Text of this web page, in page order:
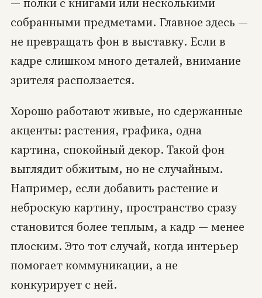
собранными предметами. Главное здесь —
не превращать фон в выставку. Если в
кадре слишком много деталей, внимание
зрителя расползается.
Хорошо работают живые, но сдержанные
акценты: растения, графика, одна
картина, спокойный декор. Такой фон
выглядит обжитым, но не случайным.
Например, если добавить растение и
неброскую картину, пространство сразу
становится более теплым, а кадр — менее
плоским. Это тот случай, когда интерьер
помогает коммуникации, а не
конкурирует с ней.